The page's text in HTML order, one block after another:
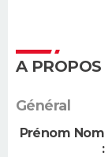
A PROPOS
Général
Prénom Nom
: